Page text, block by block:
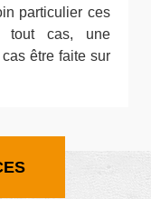
particulier ces
tout cas, une
être faite sur